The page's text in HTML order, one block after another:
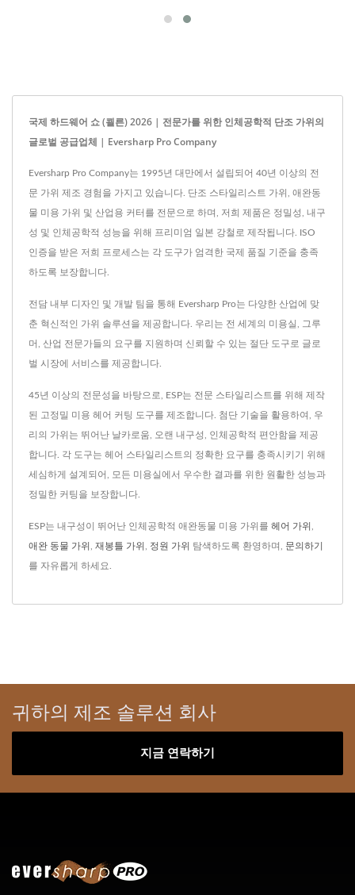
국제 하드웨어 쇼 (쾰른) 2026 | 전문가를 위한 인체공학적 단조 가위의
글로벌 공급업체 | Eversharp Pro Company
Eversharp Pro Company는 1995년 대만에서 설립되어 40년 이상의 전
문 가위 제조 경험을 가지고 있습니다. 단조 스타일리스트 가위, 애완동
물 미용 가위 및 산업용 커터를 전문으로 하며, 저희 제품은 정밀성, 내구
성 및 인체공학적 성능을 위해 프리미엄 일본 강철로 제작됩니다. ISO
인증을 받은 저희 프로세스는 각 도구가 엄격한 국제 품질 기준을 충족
하도록 보장합니다.
전담 내부 디자인 및 개발 팀을 통해 Eversharp Pro는 다양한 산업에 맞
춘 혁신적인 가위 솔루션을 제공합니다. 우리는 전 세계의 미용실, 그루
머, 산업 전문가들의 요구를 지원하며 신뢰할 수 있는 절단 도구로 글로
벌 시장에 서비스를 제공합니다.
45년 이상의 전문성을 바탕으로, ESP는 전문 스타일리스트를 위해 제작
된 고정밀 미용 헤어 커팅 도구를 제조합니다. 첨단 기술을 활용하여, 우
리의 가위는 뛰어난 날카로움, 오랜 내구성, 인체공학적 편안함을 제공
합니다. 각 도구는 헤어 스타일리스트의 정확한 요구를 충족시키기 위해
세심하게 설계되어, 모든 미용실에서 우수한 결과를 위한 원활한 성능과
정밀한 커팅을 보장합니다.
ESP는 내구성이 뛰어난 인체공학적 애완동물 미용 가위를 헤어 가위
애완 동물 가위 재봉틀 가위 정원 가위 탐색하도록 환영하며, 문의하기
를 자유롭게 하세요.
귀하의 제조 솔루션 회사
지금 연락하기